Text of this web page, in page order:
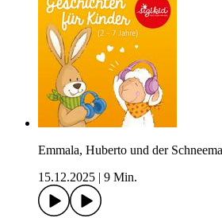
Emmala, Huberto und der
15.12.2025
9 Min.